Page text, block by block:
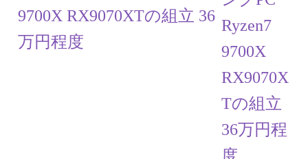
9700X RX9070XTの組立 36
万円程度